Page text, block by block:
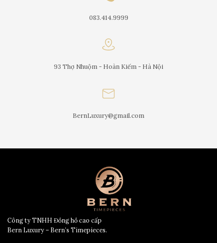
083.414.9999
93 Thợ Nhuộm - Hoàn Kiếm - Hà Nội
BernLuxury@gmail.com
Công ty TNHH Đồng hồ cao cấp
Bern Luxury – Bern’s Timepieces.